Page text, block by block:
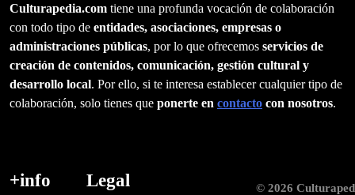
Culturapedia.com tiene una profunda vocación de colaboración
con todo tipo de entidades, asociaciones, empresas o
administraciones públicas, por lo que ofrecemos servicios de
creación de contenidos, comunicación, gestión cultural y
desarrollo local. Por ello, si te interesa establecer cualquier tipo de
colaboración, solo tienes que ponerte en contacto con nosotros.
+info Legal
© 2026